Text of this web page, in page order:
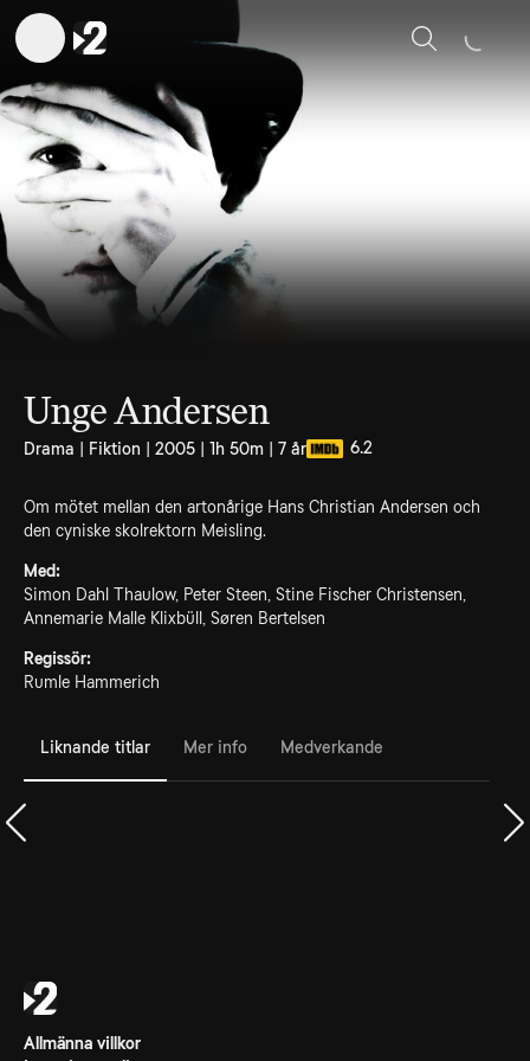
Sök
Unge Andersen
Drama | Fiktion | 2005 | 1h 50m | 7 år 6.2
Om mötet mellan den artonårige Hans Christian Andersen och
den cyniske skolrektorn Meisling.
Med:
Simon Dahl Thaulow, Peter Steen, Stine Fischer Christensen,
Annemarie Malle Klixbüll, Søren Bertelsen
Regissör:
Rumle Hammerich
Liknande titlar Mer info Medverkande
Allmänna villkor